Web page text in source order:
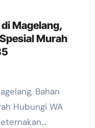
Magelang,
Murah
Hubungi WA